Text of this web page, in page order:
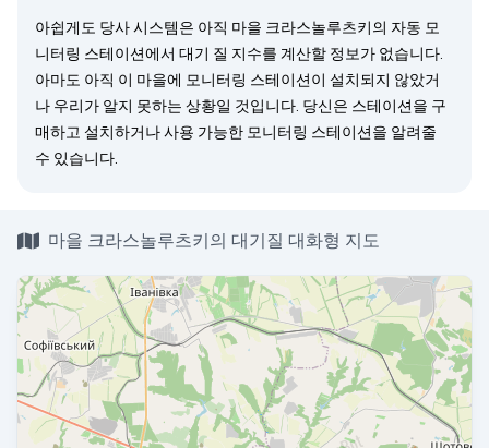
아쉽게도 당사 시스템은 아직 마을 크라스놀루츠키의 자동 모
니터링 스테이션에서 대기 질 지수를 계산할 정보가 없습니다.
아마도 아직 이 마을에 모니터링 스테이션이 설치되지 않았거
나 우리가 알지 못하는 상황일 것입니다. 당신은 스테이션을 구
매하고 설치하거나 사용 가능한 모니터링 스테이션을 알려줄
수 있습니다.
마을 크라스놀루츠키의 대기질 대화형 지도